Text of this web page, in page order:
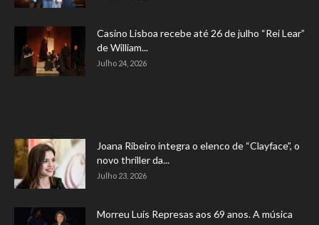
Casino Lisboa recebe até 26 de julho “Rei Lear”
de William...
Julho 24, 2026
Joana Ribeiro integra o elenco de “Clayface”, o
novo thriller da...
Julho 23, 2026
Morreu Luís Represas aos 69 anos. A música